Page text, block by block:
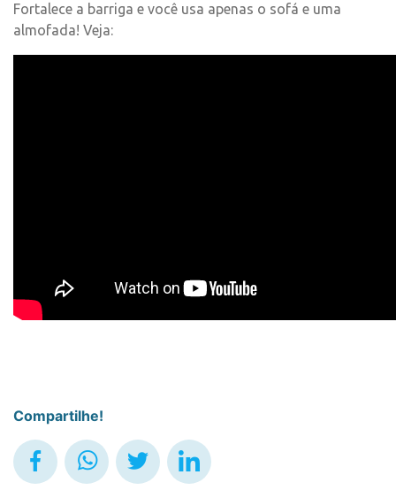
Fortalece a barriga e você usa apenas o sofá e uma
almofada! Veja:
Compartilhe!